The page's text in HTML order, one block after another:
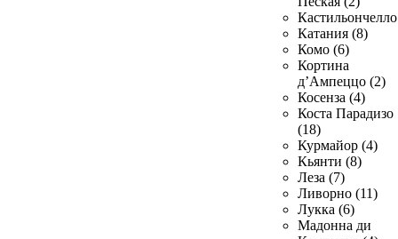
Катания (8)
Комо (6)
Кортина
д’Ампеццо (2)
Косенза (4)
Коста Парадизо
(18)
Курмайор (4)
Кьянти (8)
Леза (7)
Ливорно (11)
Лукка (6)
Мадонна ди